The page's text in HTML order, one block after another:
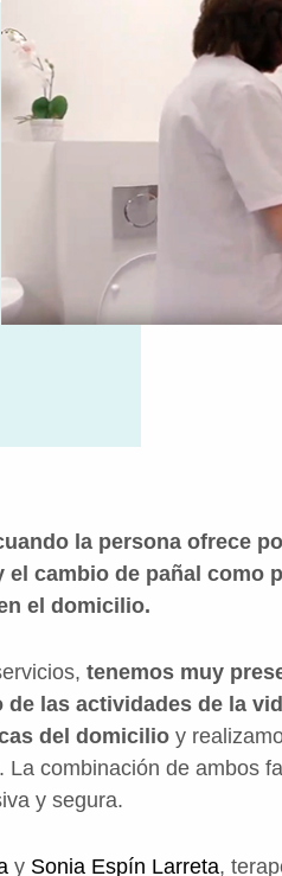
la persona ofrece
cambio de pañal como
el domicilio.
tenemos muy
las actividades de la
del domicilio y
La combinación de ambos
y segura.
y Sonia Espín Larreta,